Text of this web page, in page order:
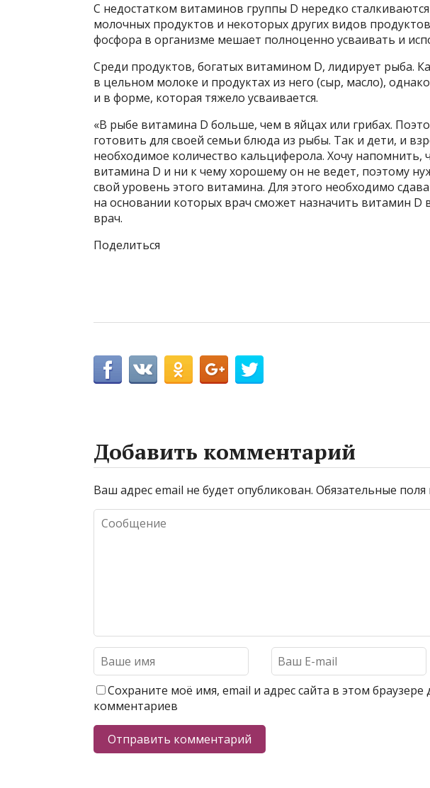
С недостатком витаминов группы D нередко
молочных продуктов и некоторых других видов
фосфора в организме мешает полноценно усваивать и
Среди продуктов, богатых витамином D, лидирует рыба.
в цельном молоке и продуктах из него (сыр, масло),
и в форме, которая тяжело усваивается.
«В рыбе витамина D больше, чем в яйцах или грибах.
готовить для своей семьи блюда из рыбы. Так и дети, и
необходимое количество кальциферола. Хочу напомнить,
витамина D и ни к чему хорошему он не ведет, поэтому
свой уровень этого витамина. Для этого необходимо
на основании которых врач сможет назначить витамин
врач.
Поделиться
Добавить комментарий
Ваш адрес email не будет опубликован. Обязательные
Сохраните моё имя, email и адрес сайта в этом
комментариев